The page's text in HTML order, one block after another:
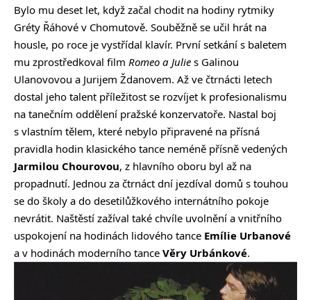
Bylo mu deset let, když začal chodit na hodiny rytmiky
Gréty Řáhové v Chomutově. Souběžně se učil hrát na
housle, po roce je vystřídal klavír. První setkání s baletem
mu zprostředkoval film Romeo a Julie s Galinou
Ulanovovou a Jurijem Ždanovem. Až ve čtrnácti letech
dostal jeho talent příležitost se rozvíjet k profesionalismu
na tanečním oddělení pražské konzervatoře. Nastal boj
s vlastním tělem, které nebylo připravené na přísná
pravidla hodin klasického tance neméně přísně vedených
Jarmilou Chourovou, z hlavního oboru byl až na
propadnutí. Jednou za čtrnáct dní jezdíval domů s touhou
se do školy a do desetilůžkového internátního pokoje
nevrátit. Naštěstí zažíval také chvíle uvolnění a vnitřního
uspokojení na hodinách lidového tance Emílie Urbanové
a v hodinách moderního tance Věry Urbánkové.